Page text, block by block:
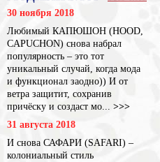
30 ноября 2018
Любимый КАПЮШОН (HOOD,
CAPUCHON) снова набрал
популярность – это тот
уникальный случай, когда мода
и функционал заодно)) И от
ветра защитит, сохранив
причёску и создаст мо... >>>
31 августа 2018
И снова САФАРИ (SAFARI) –
колониальный стиль